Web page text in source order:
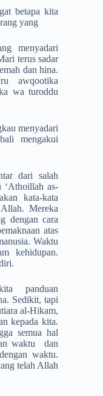
betapa kita
yang
menyadari
terus sadar
dan hina.
awqootika
wa turoddu
menyadari
mengakui
dari salah
‘Athoillah as-
kata-kata
Mereka
dengan cara
atas
Waktu
kehidupan.
panduan
Sedikit, tapi
al-Hikam,
kepada kita.
semua hal
waktu dan
waktu.
telah Allah